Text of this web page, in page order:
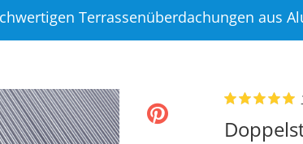
Terrassenüberdachungen aus